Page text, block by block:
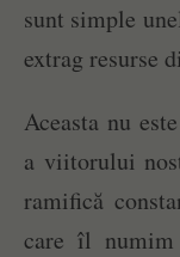
sunt simple
extrag resurse
Aceasta nu
a viitorului
ramifică
care îl numim